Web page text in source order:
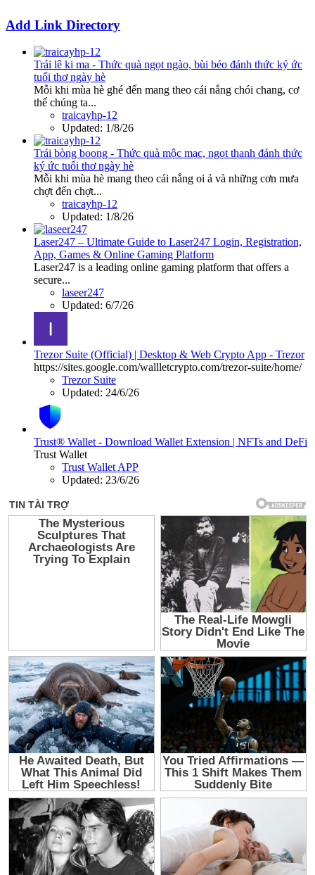
Add Link Directory
Trái lê ki ma - Thức quà ngọt ngào, bùi béo đánh thức ký ức
tuổi thơ ngày hè
Mỗi khi mùa hè ghé đến mang theo cái nắng chói chang, cơ
thể chúng ta...
traicayhp-12
Updated: 1/8/26
Trái bòng boong - Thức quà mộc mạc, ngọt thanh đánh thức
ký ức tuổi thơ ngày hè
Mỗi khi mùa hè mang theo cái nắng oi ả và những cơn mưa
chợt đến chợt...
traicayhp-12
Updated: 1/8/26
Laser247 – Ultimate Guide to Laser247 Login, Registration,
App, Games & Online Gaming Platform
Laser247 is a leading online gaming platform that offers a
secure...
laseer247
Updated: 6/7/26
Trezor Suite (Official) | Desktop & Web Crypto App - Trezor
https://sites.google.com/wallletcrypto.com/trezor-suite/home/
Trezor Suite
Updated: 24/6/26
Trust® Wallet - Download Wallet Extension | NFTs and DeFi
Trust Wallet
Trust Wallet APP
Updated: 23/6/26